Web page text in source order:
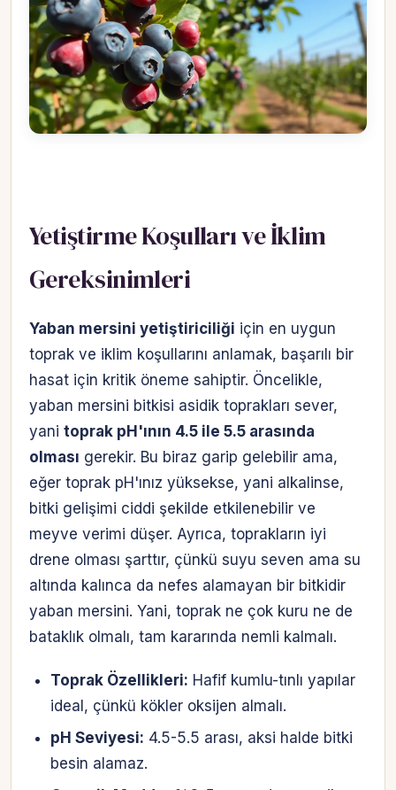
Yetiştirme Koşulları ve İklim
Gereksinimleri
Yaban mersini yetiştiriciliği için en uygun
toprak ve iklim koşullarını anlamak, başarılı bir
hasat için kritik öneme sahiptir. Öncelikle,
yaban mersini bitkisi asidik toprakları sever,
yani toprak pH'ının 4.5 ile 5.5 arasında
olması gerekir. Bu biraz garip gelebilir ama,
eğer toprak pH'ınız yüksekse, yani alkalinse,
bitki gelişimi ciddi şekilde etkilenebilir ve
meyve verimi düşer. Ayrıca, toprakların iyi
drene olması şarttır, çünkü suyu seven ama su
altında kalınca da nefes alamayan bir bitkidir
yaban mersini. Yani, toprak ne çok kuru ne de
bataklık olmalı, tam kararında nemli kalmalı.
Toprak Özellikleri: Hafif kumlu-tınlı yapılar
ideal, çünkü kökler oksijen almalı.
pH Seviyesi: 4.5-5.5 arası, aksi halde bitki
besin alamaz.